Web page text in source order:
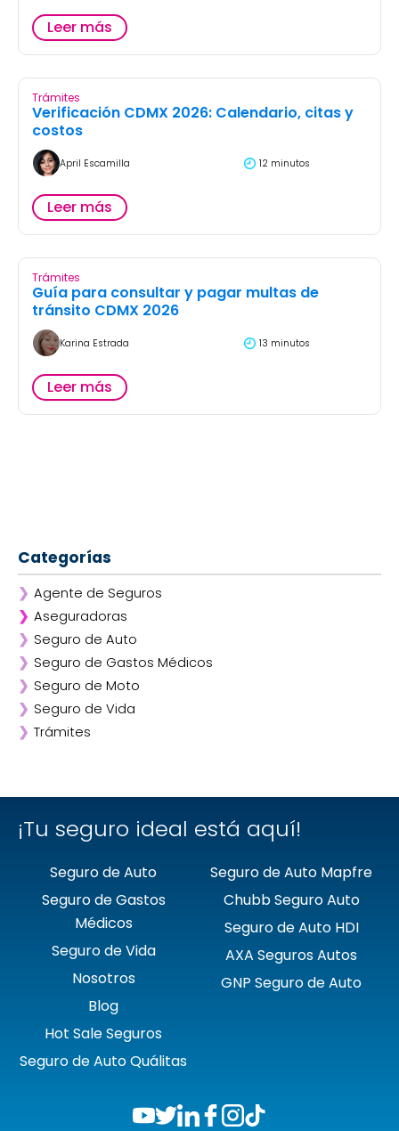
Leer más
Trámites
Verificación CDMX 2026: Calendario, citas y
costos
April Escamilla 12 minutos
Leer más
Trámites
Guía para consultar y pagar multas de
tránsito CDMX 2026
Karina Estrada 13 minutos
Leer más
Categorías
❯ Agente de Seguros
❯ Aseguradoras
❯ Afirme
❯ ANA
❯ AXA
❯ Chubb
❯ GNP
❯ Seguro de Auto
❯ Seguro de Gastos Médicos
❯ Seguro de Moto
❯ Seguro de Vida
❯ Trámites
¡Tu seguro ideal está aquí!
Seguro de Auto
Seguro de Gastos
Médicos
Seguro de Vida
Nosotros
Blog
Hot Sale Seguros
Seguro de Auto Quálitas
Seguro de Auto Mapfre
Chubb Seguro Auto
Seguro de Auto HDI
AXA Seguros Autos
GNP Seguro de Auto